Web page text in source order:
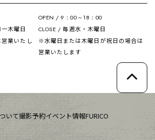
木曜日
業いたし
OPEN / 9：00～18：00
CLOSE / 毎週水・木曜日
※水曜日または木曜日が祝日の場合は
営業いたします
いて撮影予約イベント情報FURICO